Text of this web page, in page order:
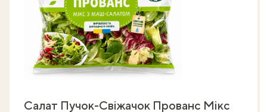
Салат Пучок-Свіжачок Прованс Мікс